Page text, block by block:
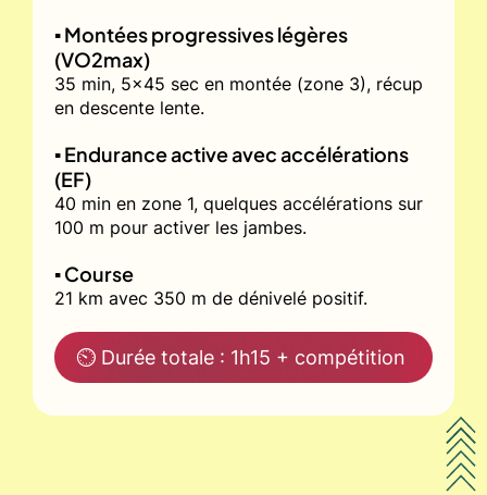
▪️ Montées progressives légères
(VO2max)
35 min, 5x45 sec en montée (zone 3), récup
en descente lente.
▪️ Endurance active avec accélérations
(EF)
40 min en zone 1, quelques accélérations sur
100 m pour activer les jambes.
▪️ Course
21 km avec 350 m de dénivelé positif.
⏲ Durée totale : 1h15 + compétition